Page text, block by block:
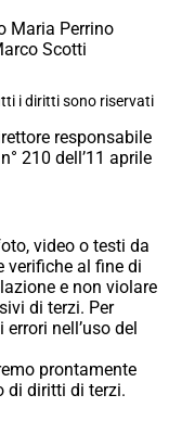
Maria Perrino
Scotti
i diritti sono riservati
responsabile
210 dell’11 aprile
video o testi da
verifiche al fine di
e non violare
di terzi. Per
nell’uso del
prontamente
di diritti di terzi.